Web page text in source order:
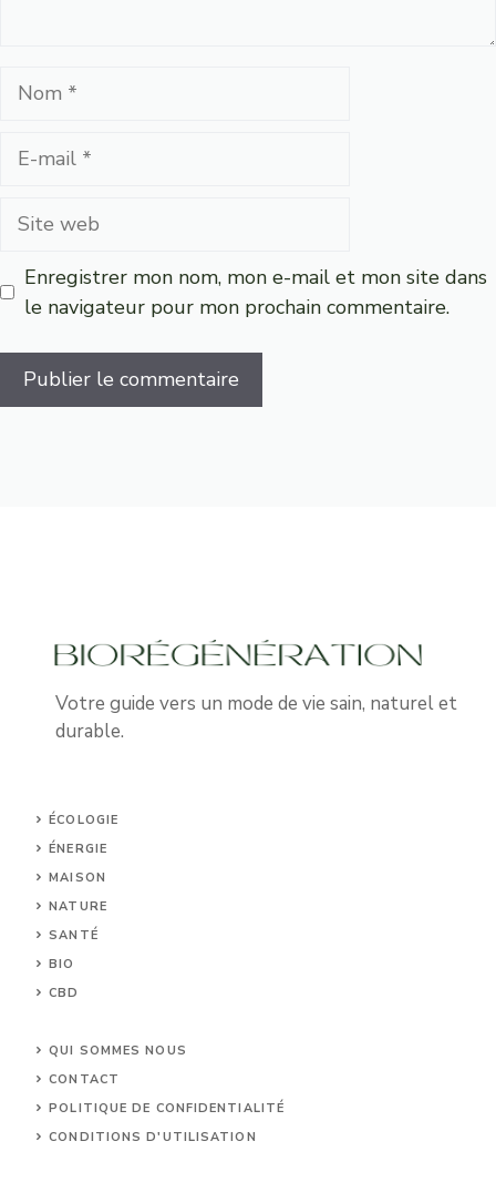
Nom
Site
Enregistrer mon nom, mon e-mail et mon site dans
le navigateur pour mon prochain commentaire.
Votre guide vers un mode de vie sain, naturel et
durable.
ÉCOLOGIE
ÉNERGIE
MAISON
NATURE
SANTÉ
BIO
CBD
QUI SOMMES NOUS
CONTACT
POLITIQUE DE CONFIDENTIALITÉ
CONDITIONS D'UTILISATION